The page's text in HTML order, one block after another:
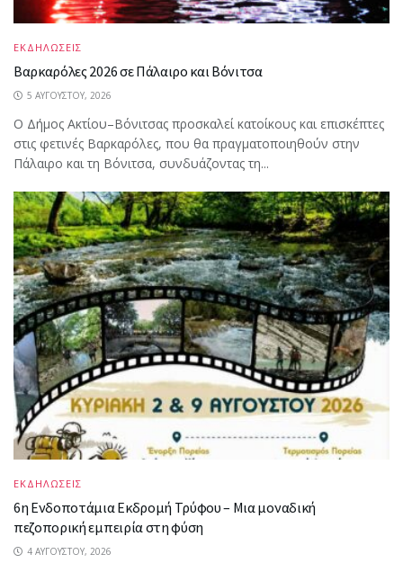
ΕΚΔΗΛΩΣΕΙΣ
Βαρκαρόλες 2026 σε Πάλαιρο και Βόνιτσα
5 ΑΥΓΟΎΣΤΟΥ, 2026
Ο Δήμος Ακτίου–Βόνιτσας προσκαλεί κατοίκους και επισκέπτες
στις φετινές Βαρκαρόλες, που θα πραγματοποιηθούν στην
Πάλαιρο και τη Βόνιτσα, συνδυάζοντας τη...
ΕΚΔΗΛΩΣΕΙΣ
6η Ενδοποτάμια Εκδρομή Τρύφου – Μια μοναδική
πεζοπορική εμπειρία στη φύση
4 ΑΥΓΟΎΣΤΟΥ, 2026